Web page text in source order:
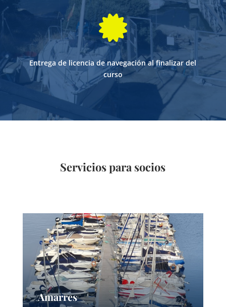

Entrega de licencia de navegación al finalizar del
curso
Servicios para socios
Amarres